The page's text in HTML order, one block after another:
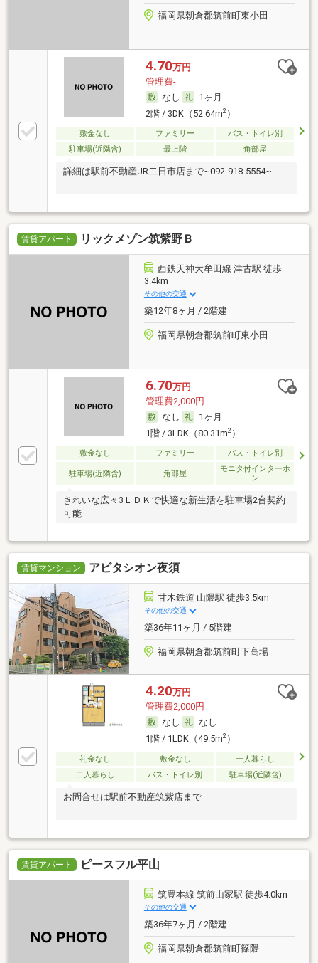
福岡県朝倉郡筑前町東小田
4.70万円
管理費-
なし
1ヶ月
2階 / 3DK（52.64m2）
敷金なし ファミリー
バス・トイレ別
駐車場(近隣含)
最上階 角部屋
詳細は駅前不動産JR二日市店まで~092-918-5554~
賃貸アパート リックメゾン筑紫野Ｂ
西鉄天神大牟田線 津古駅 徒歩
3.4km
その他の交通
築12年8ヶ月 / 2階建
福岡県朝倉郡筑前町東小田
6.70万円
管理費2,000円
なし
1ヶ月
1階 / 3LDK（80.31m2）
敷金なし ファミリー バス・トイレ別
駐車場(近隣含) 角部屋
モニタ付インターホ
ン
きれいな広々3ＬＤＫで快適な新生活を駐車場2台契約
可能
賃貸マンション アビタシオン夜須
甘木鉄道 山隈駅 徒歩3.5km
その他の交通
築36年11ヶ月 / 5階建
福岡県朝倉郡筑前町下高場
4.20万円
管理費2,000円
なし
なし
1階 / 1LDK（49.5m2）
礼金なし 敷金なし
一人暮らし
二人暮らし
バス・トイレ別 駐車場(近隣含)
お問合せは駅前不動産筑紫店まで
賃貸アパート ピースフル平山
筑豊本線 筑前山家駅 徒歩4.0km
その他の交通
築36年7ヶ月 / 2階建
福岡県朝倉郡筑前町篠隈